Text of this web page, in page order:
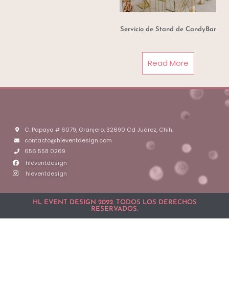
Servicio de Stand de CandyBar
Read More
C. Papaya # 6079, Granjero, 32690 Cd Juárez, Chih.
contacto@hleventdesign.com
656 558 0269
hleventdesign
hleventdesign
HL EVENT DESIGN 2022. TODOS LOS DERECHOS
RESERVADOS.